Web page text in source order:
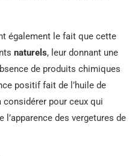
également le fait que cette
naturels, leur donnant une
de produits chimiques
positif fait de l’huile de
considérer pour ceux qui
l’apparence des vergetures de